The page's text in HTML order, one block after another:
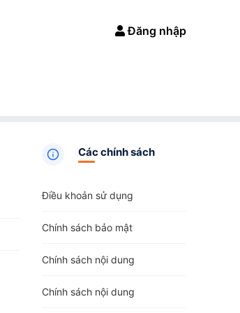
Đăng nhập
Các chính sách
Điều khoản sử dụng
Chính sách bảo mật
Chính sách nội dung
Chính sách nội dung